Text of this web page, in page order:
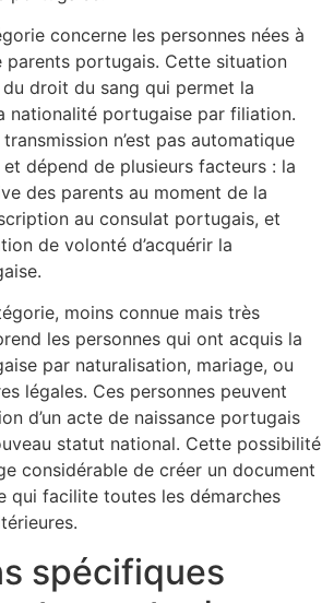
concerne les personnes nées à
parents portugais. Cette situation
droit du sang qui permet la
nationalité portugaise par filiation.
n’est pas automatique
dépend de plusieurs facteurs : la
des parents au moment de la
au consulat portugais, et
de volonté d’acquérir la
moins connue mais très
les personnes qui ont acquis la
par naturalisation, mariage, ou
légales. Ces personnes peuvent
d’un acte de naissance portugais
statut national. Cette possibilité
considérable de créer un document
qui facilite toutes les démarches
spécifiques